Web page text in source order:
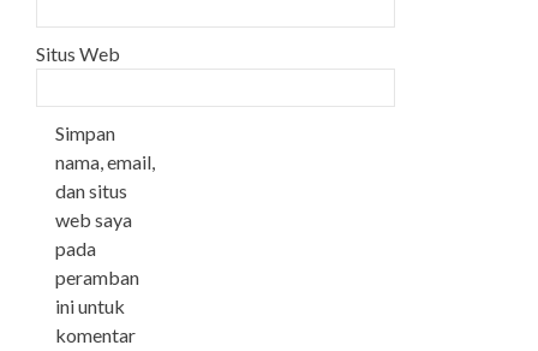
Situs Web
Simpan
nama, email,
dan situs
web saya
pada
peramban
ini untuk
komentar